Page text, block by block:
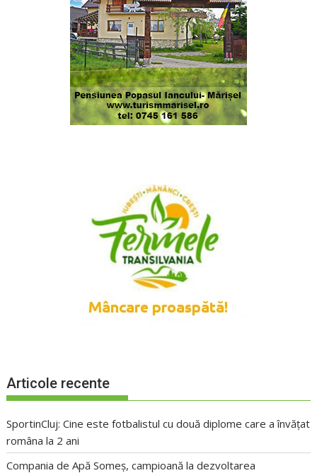
Articole recente
SportinCluj: Cine este fotbalistul cu două diplome care a învățat
româna la 2 ani
Compania de Apă Someș, campioană la dezvoltarea